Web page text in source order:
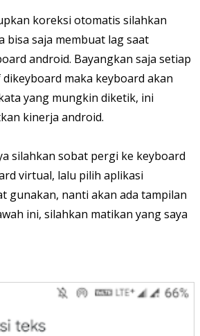
koreksi otomatis silahkan
bisa saja membuat lag saat
android. Bayangkan saja setiap
maka keyboard akan
yang mungkin diketik, ini
kinerja android.
silahkan sobat pergi ke keyboard
virtual, lalu pilih aplikasi
gunakan, nanti akan ada tampilan
ini, silahkan matikan yang saya